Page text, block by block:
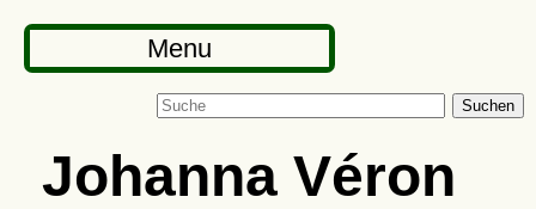
Menu
Suchen
Johanna Véron